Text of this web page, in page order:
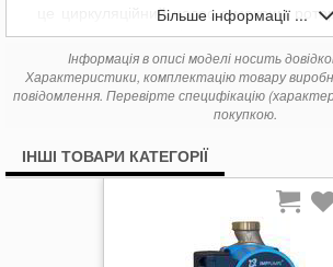
це циркуляційний насос з мокрим
управлінням: для всіх систем
замкнутих контурів охолодження та
експлуатуються відповідно до VDI 2035.
Загальні характеристики:
води
Інверторний двигун для високої
Безшумне функціонування
Більше інформації ...
Інформація в описі моделі носить
Характеристики, комплектацію товару
повідомлення. Перевірте специфікацію
покупкою.
ІНШІ ТОВАРИ КАТЕГОРІЇ